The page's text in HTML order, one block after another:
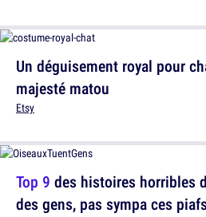
Top 9 des histoires horribles
des gens, pas sympa ces piafs
Un déguisement royal pour
majesté matou
Etsy